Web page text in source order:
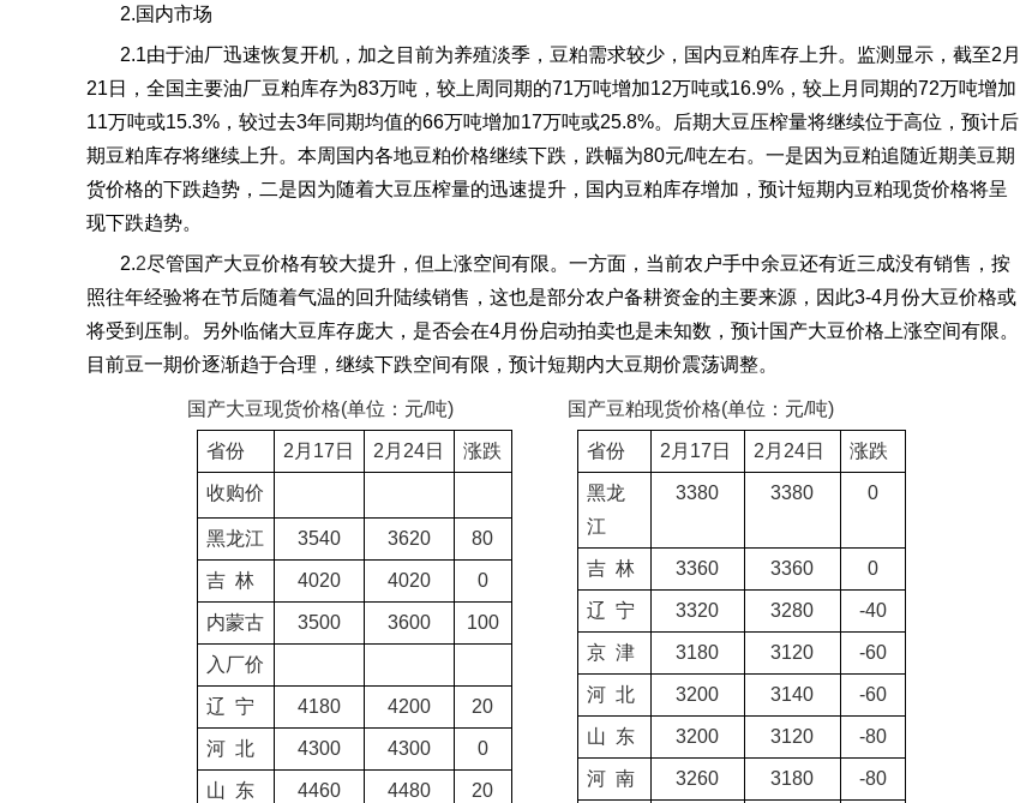
2.国内市场
2.1由于油厂迅速恢复开机，加之目前为养殖淡季，豆粕需求较少，国内豆粕库存上升。监测显示，截至2 月
21 日，全国主要油厂豆粕库存为83万吨，较上周同期的71万吨增加12万吨或16.9% ，较上月同期的72万吨增加
11万吨或15.3% ，较过去3年同期均值的66万吨增加17万吨或25.8%。后期大豆压榨量将继续位于高位，预计后
期豆粕库存将继续上升。本周国内各地豆粕价格继续下跌，跌幅为80元/吨左右。一是因为豆粕追随近期美豆期
货价格的下跌趋势，二是因为随着大豆压榨量的迅速提升，国内豆粕库存增加，预计短期内豆粕现货价格将呈
现下跌趋势。
2.2尽管国产大豆价格有较大提升，但上涨空间有限。一方面，当前农户手中余豆还有近三成没有销售，按
照往年经验将在节后随着气温的回升陆续销售，这也是部分农户备耕资金的主要来源，因此3-4月份大豆价格或
将受到压制。另外临储大豆库存庞大，是否会在4月份启动拍卖也是未知数，预计国产大豆价格上涨空间有限。
目前豆一期价逐渐趋于合理，继续下跌空间有限，预计短期内大豆期价震荡调整。
国产大豆现货价格(单位：元/吨)
省份 2 月 17 日 2 月 24日 涨跌
收购价
黑龙江 3540 3620 80
吉 林 4020 4020 0
内蒙古 3500 3600 100
入厂价
辽 宁 4180 4200 20
河 北 4300 4300 0
山 东 4460 4480 20
国产豆粕现货价格(单位：元/吨)
省份 2 月 17 日 2 月 24日 涨跌
黑龙
江
3380 3380 0
吉 林 3360 3360 0
辽 宁 3320 3280 -40
京 津 3180 3120 -60
河 北 3200 3140 -60
山 东 3200 3120 -80
河 南 3260 3180 -80